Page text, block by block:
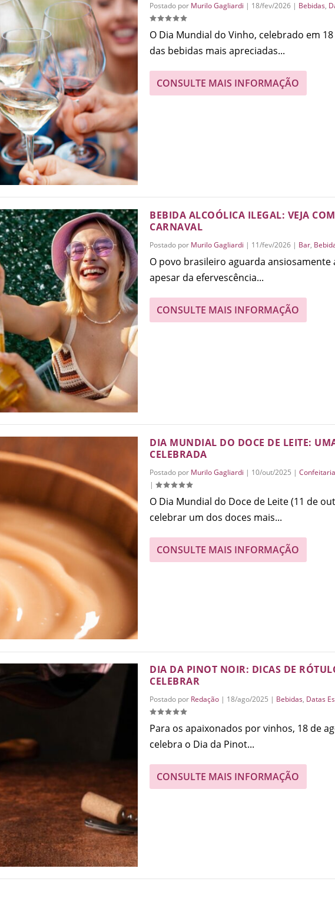
Postado por Murilo Gagliardi | 18/fev/2026 | Bebidas,
O Dia Mundial do Vinho, celebrado em
das bebidas mais apreciadas...
CONSULTE MAIS INFORMAÇÃO
BEBIDA ALCOÓLICA ILEGAL: VEJA
CARNAVAL
Postado por Murilo Gagliardi | 11/fev/2026 | Bar,
O povo brasileiro aguarda ansiosamente
apesar da efervescência...
CONSULTE MAIS INFORMAÇÃO
DIA MUNDIAL DO DOCE DE LEITE:
CELEBRADA
Postado por Murilo Gagliardi | 10/out/2025 | Confeitaria
|
O Dia Mundial do Doce de Leite (11 de
celebrar um dos doces mais...
CONSULTE MAIS INFORMAÇÃO
DIA DA PINOT NOIR: DICAS DE
CELEBRAR
Postado por Redação | 18/ago/2025 | Bebidas, Datas
Para os apaixonados por vinhos, 18 de
celebra o Dia da Pinot...
CONSULTE MAIS INFORMAÇÃO